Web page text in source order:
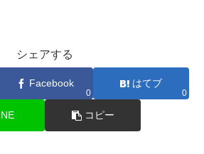
シェアする
Facebook
0
はてブ
0
コピー